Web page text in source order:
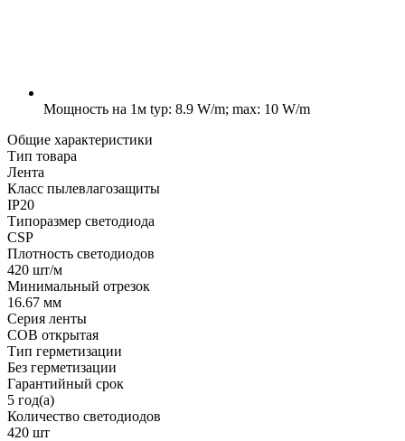
Мощность на 1м typ: 8.9 W/m; max: 10 W/m
Общие характеристики
Тип товара
Лента
Класс пылевлагозащиты
IP20
Типоразмер светодиода
CSP
Плотность светодиодов
420 шт/м
Минимальный отрезок
16.67 мм
Серия ленты
COB открытая
Тип герметизации
Без герметизации
Гарантийный срок
5 год(а)
Количество светодиодов
420 шт